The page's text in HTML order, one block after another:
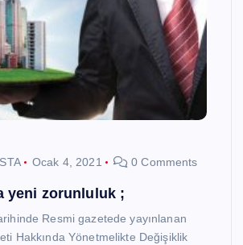
Ocak 4, 2021 0 Comments
yeni zorunluluk ;
Resmi gazetede yayınlanan
Hakkında Yönetmelikte Değişiklik